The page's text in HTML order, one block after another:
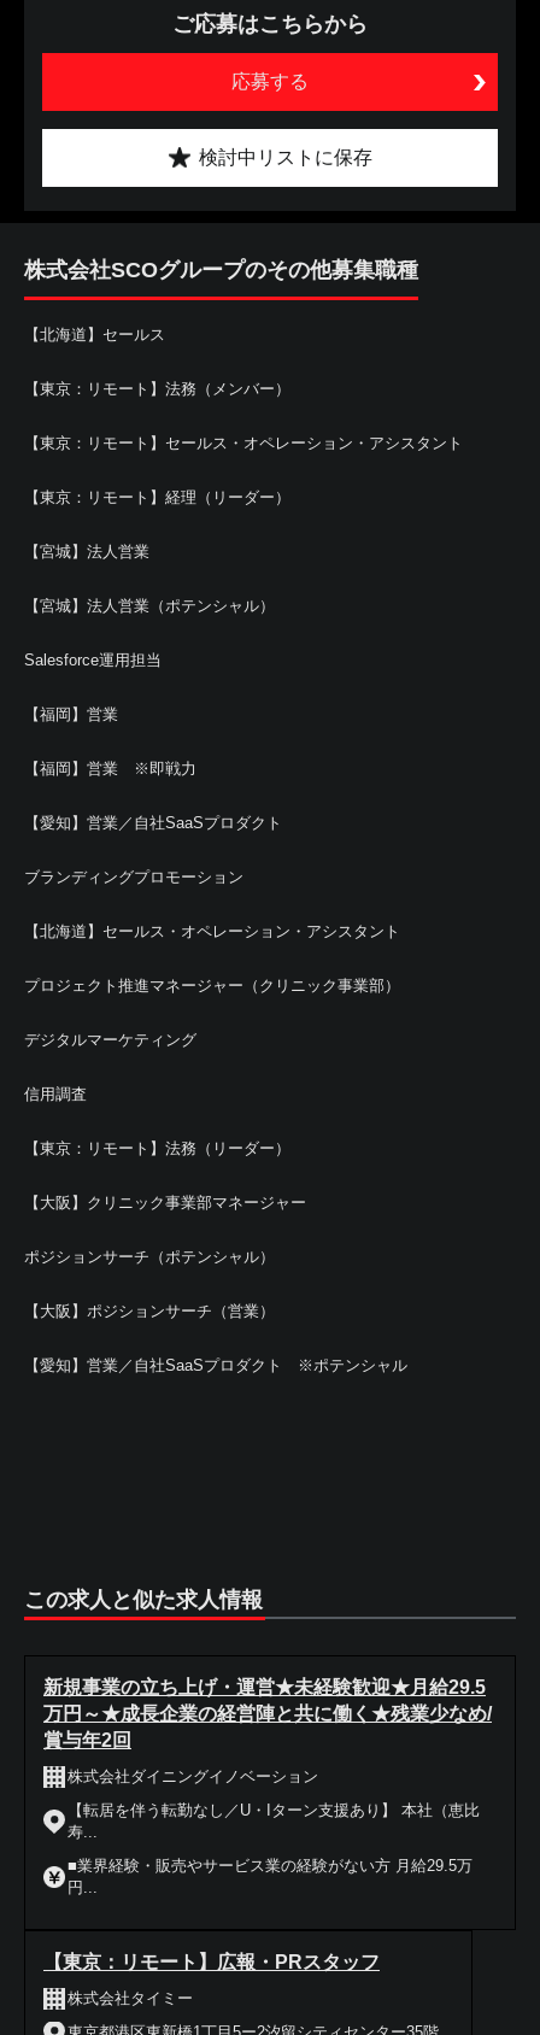
ご応募はこちらから
応募する
検討中リストに保存
株式会社SCOグループのその他募集職種
【北海道】セールス
【東京：リモート】法務（メンバー）
【東京：リモート】セールス・オペレーション・アシスタント
【東京：リモート】経理（リーダー）
【宮城】法人営業
【宮城】法人営業（ポテンシャル）
Salesforce運用担当
【福岡】営業
【福岡】営業 ※即戦力
【愛知】営業／自社SaaSプロダクト
ブランディングプロモーション
【北海道】セールス・オペレーション・アシスタント
プロジェクト推進マネージャー（クリニック事業部）
デジタルマーケティング
信用調査
【東京：リモート】法務（リーダー）
【大阪】クリニック事業部マネージャー
ポジションサーチ（ポテンシャル）
【大阪】ポジションサーチ（営業）
【愛知】営業／自社SaaSプロダクト ※ポテンシャル
この求人と似た求人情報
新規事業の立ち上げ・運営★未経験歓迎★月給29.5
万円～★成長企業の経営陣と共に働く★残業少なめ/
賞与年2回
株式会社ダイニングイノベーション
【転居を伴う転勤なし／U・Iターン支援あり】 本社（恵比
寿...
■業界経験・販売やサービス業の経験がない方 月給29.5万
円...
【東京：リモート】広報・PRスタッフ
株式会社タイミー